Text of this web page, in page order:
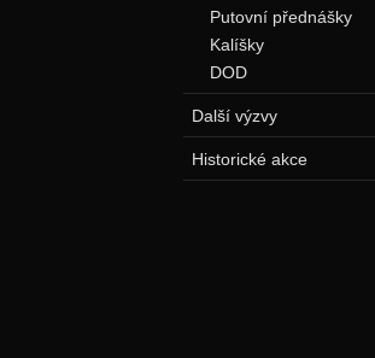
Putovní přednášky
Kalíšky
DOD
Další výzvy
Historické akce